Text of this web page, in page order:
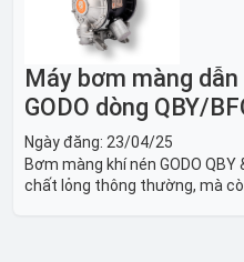
Máy bơm màng
GODO dòng QBY/
Ngày đăng: 23/04/25
Bơm màng khí nén GODO
chất lỏng thông thường, mà